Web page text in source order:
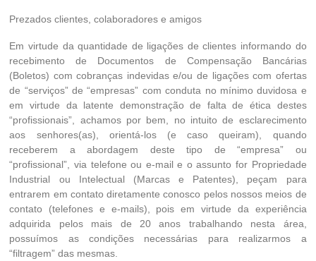
Prezados clientes, colaboradores e amigos
Em virtude da quantidade de ligações de clientes informando do
recebimento de Documentos de Compensação Bancárias
(Boletos) com cobranças indevidas e/ou de ligações com ofertas
de “serviços” de “empresas” com conduta no mínimo duvidosa e
em virtude da latente demonstração de falta de ética destes
“profissionais”, achamos por bem, no intuito de esclarecimento
aos senhores(as), orientá-los (e caso queiram), quando
receberem a abordagem deste tipo de “empresa” ou
“profissional”, via telefone ou e-mail e o assunto for Propriedade
Industrial ou Intelectual (Marcas e Patentes), peçam para
entrarem em contato diretamente conosco pelos nossos meios de
contato (telefones e e-mails), pois em virtude da experiência
adquirida pelos mais de 20 anos trabalhando nesta área,
possuímos as condições necessárias para realizarmos a
“filtragem” das mesmas.